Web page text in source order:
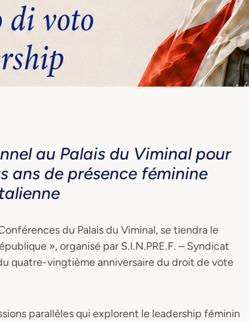
au Palais du Viminal pour
ans de présence féminine
du Palais du Viminal, se tiendra le
», organisé par S.I.N.PRE.F. – Syndicat
quatre-vingtième anniversaire du droit de vote
parallèles qui explorent le leadership féminin